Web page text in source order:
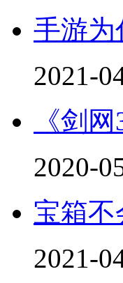
手游为
2021-
《剑
2020-
宝箱
2021-